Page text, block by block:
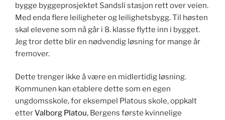
bygge byggeprosjektet Sandsli stasjon rett over veien.
Med enda flere leiligheter og leilighetsbygg. Til høsten
skal elevene som nå går i 8. klasse flytte inn i bygget.
Jeg tror dette blir en nødvendig løsning for mange år
fremover.
Dette trenger ikke å være en midlertidig løsning.
Kommunen kan etablere dette som en egen
ungdomsskole, for eksempel Platous skole, oppkalt
etterValborg Platou, Bergens første kvinnelige